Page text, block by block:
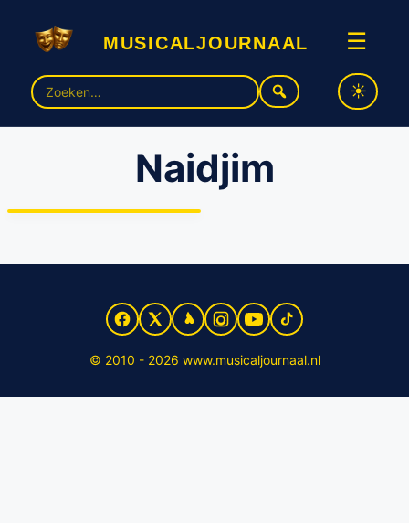
musicaljournaal ☰
Zoek
naar:
Naidjim
Persdag The Lion King – de
© 2010 - 2026 www.musicaljournaal.nl